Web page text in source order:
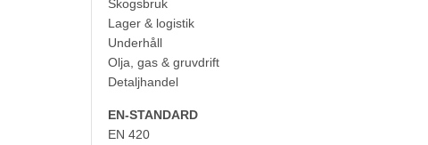
Skogsbruk
Lager & logistik
Underhåll
Olja, gas & gruvdrift
Detaljhandel
EN-STANDARD
EN 420